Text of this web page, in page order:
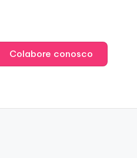
Colabore conosco